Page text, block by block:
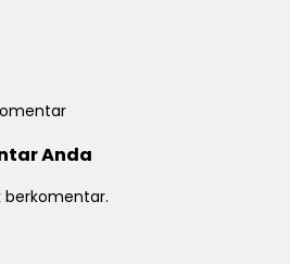
Anda
berkomentar.